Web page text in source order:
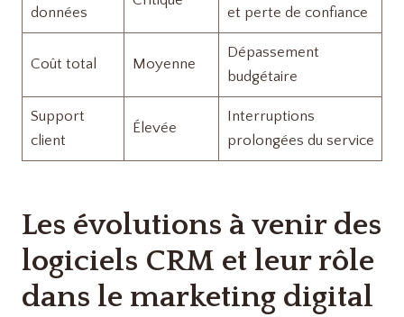
données et perte de confiance
Coût total Moyenne
Dépassement
budgétaire
Support
client
Élevée
Interruptions
prolongées du service
Les évolutions à venir des
logiciels CRM et leur rôle
dans le marketing digital